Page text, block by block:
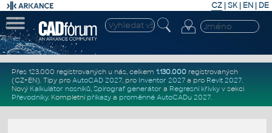
CZ | SK| EN | DE
Přes 123.000 registrovaných u nás, celkem 1.130.000registrovaných
(CZ+EN). Tipy pro AutoCAD 2027, pro Inventor 2027a pro Revit 2027.
Nový Kalkulátor nosníků, Spirograf generátor a Regresní křivkyv sekci
Převodníky. Kompletní příkazya proměnné AutoCADu 2027.